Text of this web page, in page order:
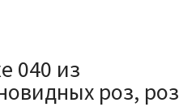
040 из
роз, роз